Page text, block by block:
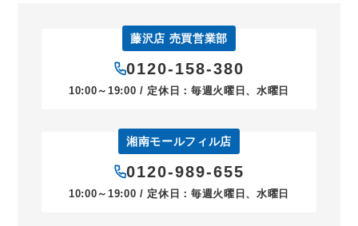
藤沢店 売買営業部
0120-158-380
10:00～19:00 / 定休日：毎週火曜日、水曜日
湘南モールフィル店
0120-989-655
10:00～19:00 / 定休日：毎週火曜日、水曜日